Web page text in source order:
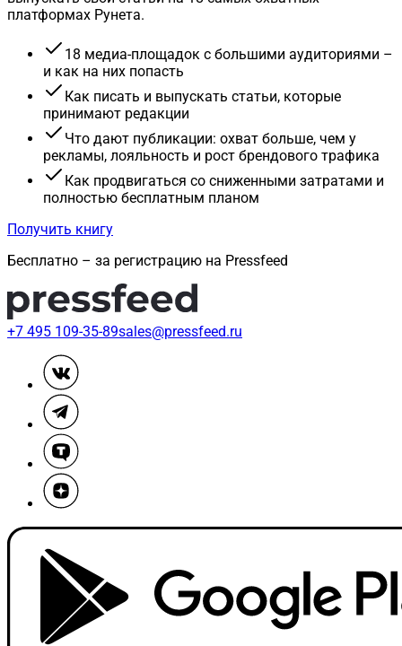
платформах Рунета.
18 медиа-площадок с большими аудиториями –
и как на них попасть
Как писать и выпускать статьи, которые
принимают редакции
Что дают публикации: охват больше, чем у
рекламы, лояльность и рост брендового трафика
Как продвигаться со сниженными затратами и
полностью бесплатным планом
Получить книгу
Бесплатно – за регистрацию на Pressfeed
+7 495 109-35-89sales@pressfeed.ru